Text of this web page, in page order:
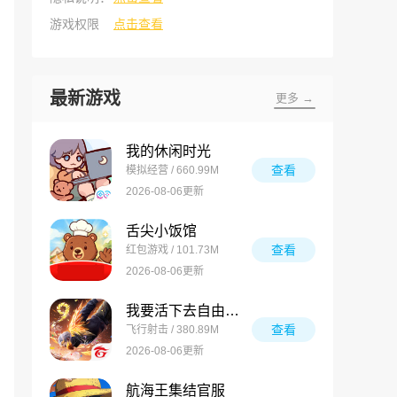
游戏权限
点击查看
最新游戏 更多 →
我的休闲时光
模拟经营 / 660.99M
2026-08-06更新
查看
舌尖小饭馆
红包游戏 / 101.73M
2026-08-06更新
查看
我要活下去自由之火
飞行射击 / 380.89M
2026-08-06更新
查看
航海王集结官服